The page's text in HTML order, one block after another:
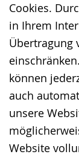
Cookies.
in Ihrem
Übertragung
können
auch
unsere
Website